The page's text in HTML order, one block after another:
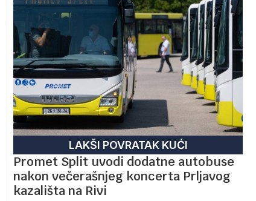
LAKŠI POVRATAK KUĆI
Promet Split uvodi dodatne autobuse
nakon večerašnjeg koncerta Prljavog
kazališta na Rivi